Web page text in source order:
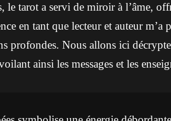
le tarot a servi de miroir à l’âme,
en tant que lecteur et auteur m’a
profondes. Nous allons ici
ainsi les messages et les